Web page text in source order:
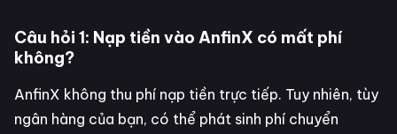
Câu hỏi 1: Nạp tiền vào AnfinX có mất phí
không?
AnfinX không thu phí nạp tiền trực tiếp. Tuy nhiên, tùy
ngân hàng của bạn, có thể phát sinh phí chuyển